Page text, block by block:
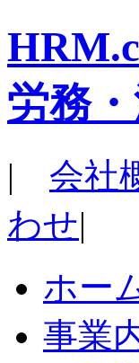
労務
| 会社
わせ|
ホー
事業